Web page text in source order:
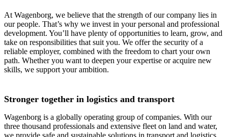
At Wagenborg, we believe that the strength of our company lies in
our people. That’s why we invest in your personal and professional
development. You’ll have plenty of opportunities to learn, grow, and
take on responsibilities that suit you. We offer the security of a
reliable employer, combined with the freedom to chart your own
path. Whether you want to deepen your expertise or acquire new
skills, we support your ambition.
Stronger together in logistics and transport
Wagenborg is a globally operating group of companies. With our
three thousand professionals and extensive fleet on land and water,